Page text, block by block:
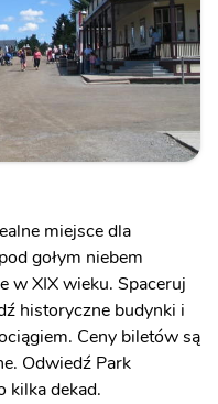
miejsce dla
gołym niebem
w XIX wieku. Spaceruj
historyczne budynki i
Ceny biletów są
Odwiedź Park
kilka dekad.